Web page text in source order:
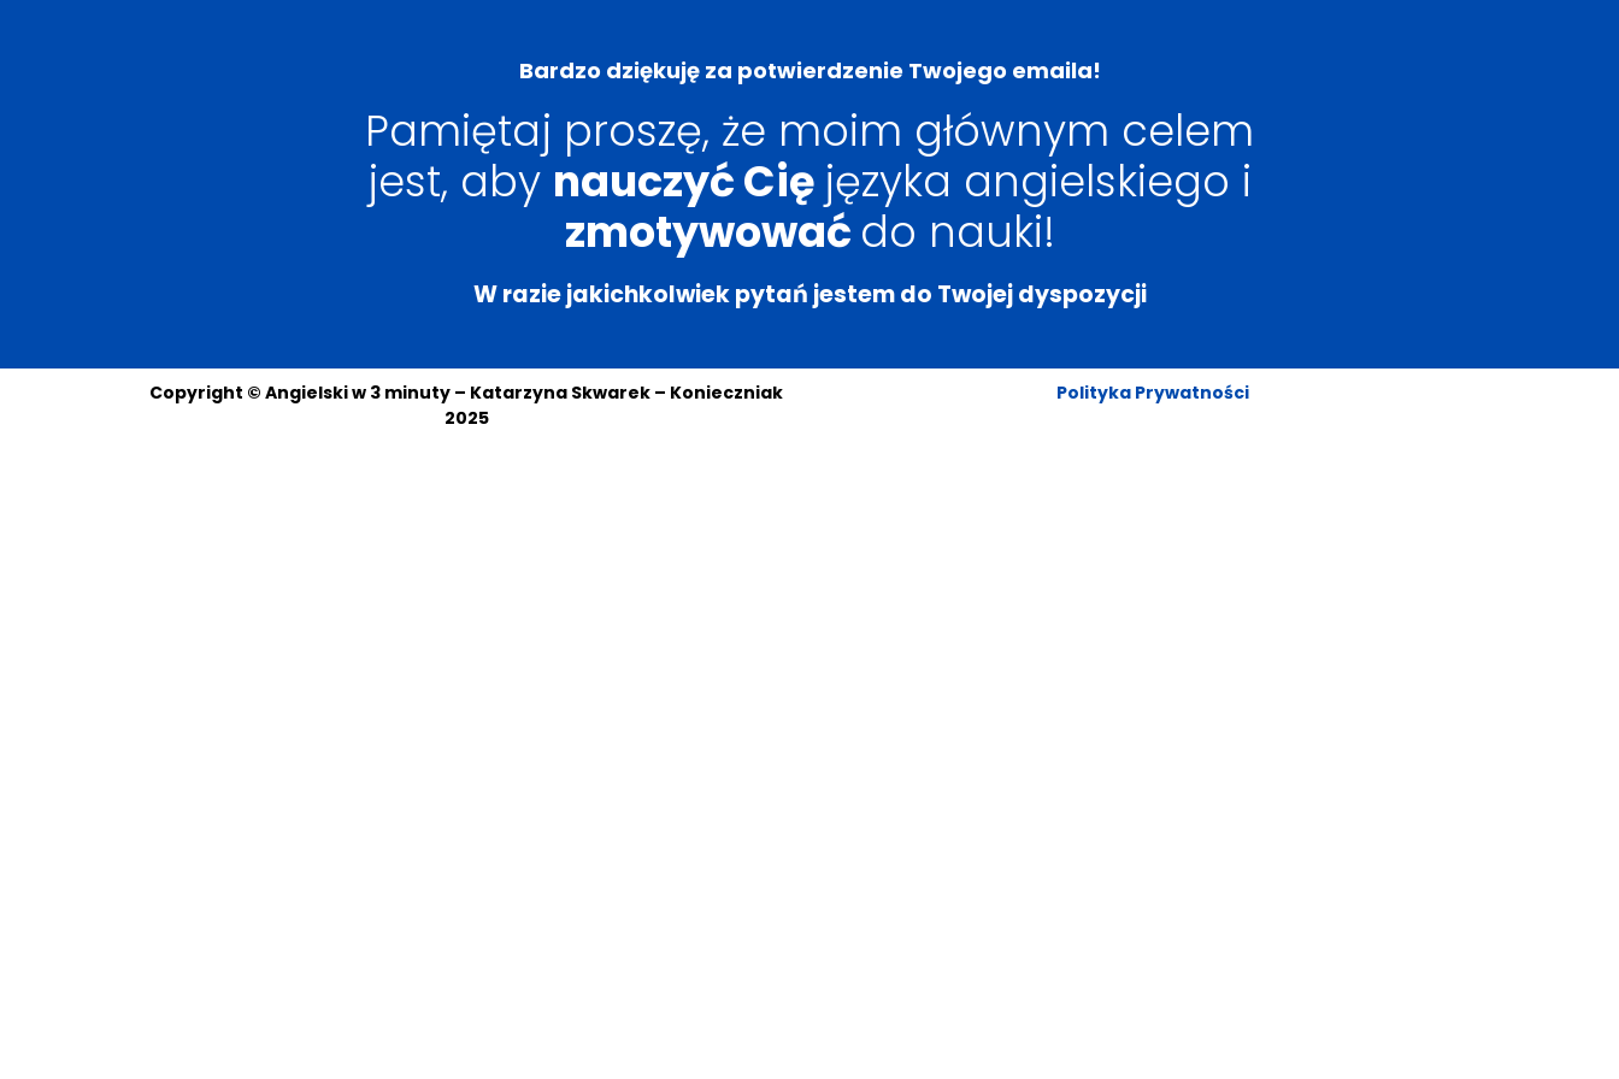
Bardzo dziękuję za potwierdzenie Twojego emaila!
Pamiętaj proszę, że moim głównym celem
jest, aby nauczyć Cię języka angielskiego i
zmotywować do nauki!
W razie jakichkolwiek pytań jestem do Twojej dyspozycji
Copyright © Angielski w 3 minuty – Katarzyna Skwarek – Konieczniak
2025
Polityka Prywatności